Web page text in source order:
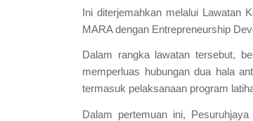
Ini diterjemahkan melalui Lawatan
MARA dengan Entrepreneurship
Dalam rangka lawatan tersebut,
memperluas hubungan dua hala
termasuk pelaksanaan program
Dalam pertemuan ini,